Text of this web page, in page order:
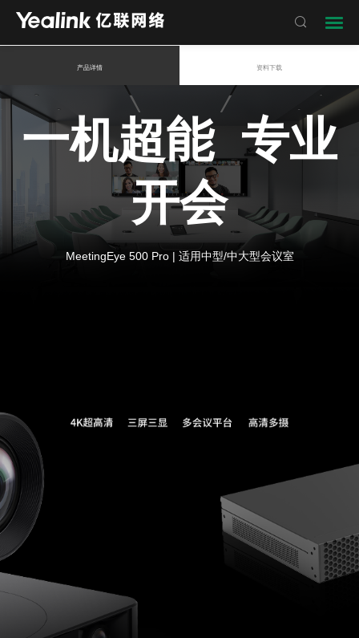

产品详情 资料下载
一机超能 专业
开会
MeetingEye 500 Pro | 适用中型/中大型会议室